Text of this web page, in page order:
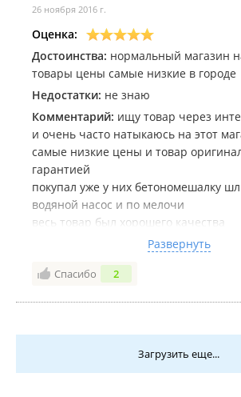
26 ноября 2016 г.
Оценка:
Достоинства: нормальный магазин
товары цены самые низкие в городе
Недостатки: не знаю
Комментарий: ищу товар через
и очень часто натыкаюсь на этот
самые низкие цены и товар
гарантией
покупал уже у них бетономешалку
водяной насос и по мелочи
весь товар был хорошего качества
отношение продавцов не знаю
по моему сейчас есть интернет и
продавца не нужна
Развернуть
Спасибо 2
Загрузить еще...